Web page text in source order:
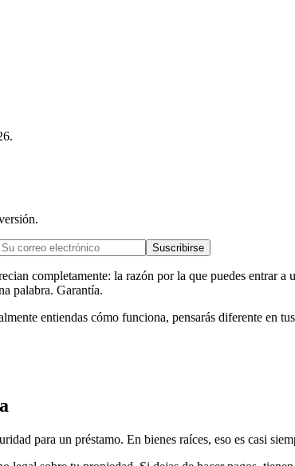
Suscribirse
completamente: la razón por la que puedes
palabra. Garantía.
entiendas cómo funciona, pensarás diferente en
para un préstamo. En bienes raíces, eso es casi